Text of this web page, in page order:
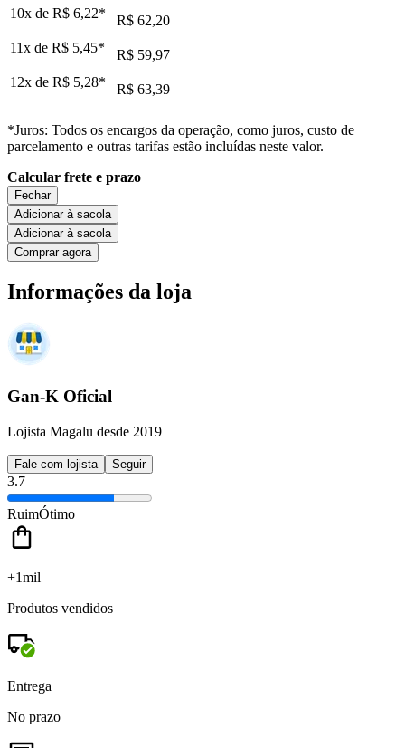
10x de R$ 6,22*
R$ 62,20
11x de R$ 5,45*
R$ 59,97
12x de R$ 5,28* R$ 63,39
*Juros: Todos os encargos da operação, como juros, custo de
parcelamento e outras tarifas estão incluídas neste valor.
Calcular frete e prazo
Fechar
Adicionar à sacola
Adicionar à sacola
Comprar agora
Informações da loja
Gan-K Oficial
Lojista Magalu desde 2019
Fale com lojista Seguir
3.7
RuimÓtimo
+1mil
Produtos vendidos
Entrega
No prazo